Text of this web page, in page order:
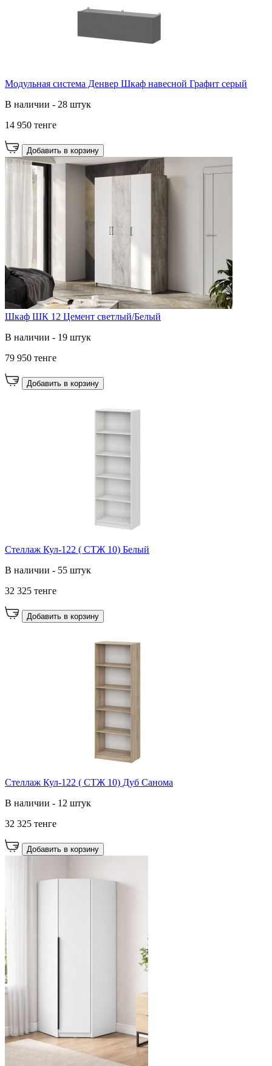
Модульная система Денвер Шкаф навесной Графит серый
В наличии - 28 штук
14 950 тенге
Добавить в корзину
Шкаф ШК 12 Цемент светлый/Белый
В наличии - 19 штук
79 950 тенге
Добавить в корзину
Стеллаж Кул-122 ( СТЖ 10) Белый
В наличии - 55 штук
32 325 тенге
Добавить в корзину
Стеллаж Кул-122 ( СТЖ 10) Дуб Санома
В наличии - 12 штук
32 325 тенге
Добавить в корзину